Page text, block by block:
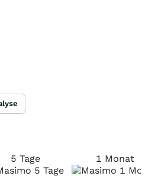
5 Tage 1 Monat